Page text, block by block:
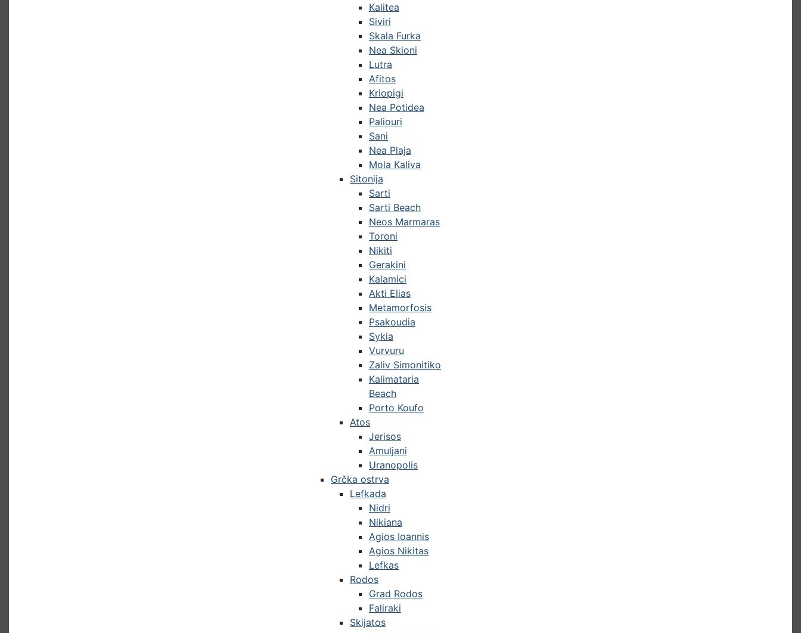
Kalitea
Siviri
Skala Furka
Nea Skioni
Lutra
Afitos
Kriopigi
Nea Potidea
Paliouri
Sani
Nea Plaja
Mola Kaliva
Sitonija
Sarti
Sarti Beach
Neos Marmaras
Toroni
Nikiti
Gerakini
Kalamici
Akti Elias
Metamorfosis
Psakoudia
Sykia
Vurvuru
Zaliv Simonitiko
Kalimataria
Beach
Porto Koufo
Atos
Jerisos
Amuljani
Uranopolis
Grčka ostrva
Lefkada
Nidri
Nikiana
Agios Ioannis
Agios Nikitas
Lefkas
Rodos
Grad Rodos
Faliraki
Skijatos